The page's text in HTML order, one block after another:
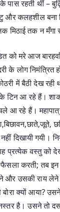
पास रहती थीं –
और कलहशील बना
मिठाई तक न मँगा
को मरे आज
के लोग निमंत्रित
में बैठी देख रही
टिन आ रहे हैं।
आ रहे हैं।
दिखायी गयी।
प्रत्येक वस्तु को
फैसला करती; तब
और उसकी राय
क्यों आया?
है। उसने तो